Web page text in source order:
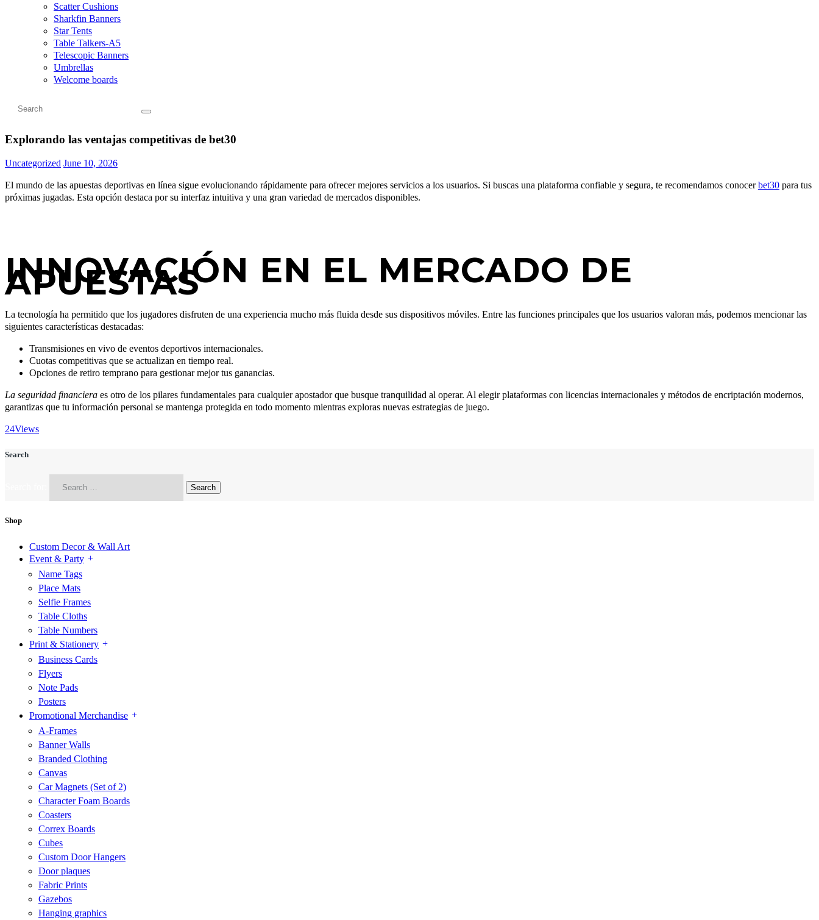
Scatter Cushions
Sharkfin Banners
Star Tents
Table Talkers-A5
Telescopic Banners
Umbrellas
Welcome boards
Explorando las ventajas competitivas de bet30
Uncategorized June 10, 2026
El mundo de las apuestas deportivas en línea sigue evolucionando rápidamente para ofrecer mejores servicios a los usuarios. Si buscas una plataforma confiable y segura, te recomendamos conocerbet30 para tus
próximas jugadas. Esta opción destaca por su interfaz intuitiva y una gran variedad de mercados disponibles.
INNOVACIÓN EN EL MERCADO DE
APUESTAS
La tecnología ha permitido que los jugadores disfruten de una experiencia mucho más fluida desde sus dispositivos móviles. Entre las funciones principales que los usuarios valoran más, podemos mencionar las
siguientes características destacadas:
Transmisiones en vivo de eventos deportivos internacionales.
Cuotas competitivas que se actualizan en tiempo real.
Opciones de retiro temprano para gestionar mejor tus ganancias.
La seguridad financiera es otro de los pilares fundamentales para cualquier apostador que busque tranquilidad al operar. Al elegir plataformas con licencias internacionales y métodos de encriptación modernos,
garantizas que tu información personal se mantenga protegida en todo momento mientras exploras nuevas estrategias de juego.
24Views
Search
Shop
Custom Decor & Wall Art
Event & Party
Name Tags
Place Mats
Selfie Frames
Table Cloths
Table Numbers
Print & Stationery
Business Cards
Flyers
Note Pads
Posters
Promotional Merchandise
A-Frames
Banner Walls
Branded Clothing
Canvas
Car Magnets (Set of 2)
Character Foam Boards
Coasters
Correx Boards
Cubes
Custom Door Hangers
Door plaques
Fabric Prints
Gazebos
Hanging graphics